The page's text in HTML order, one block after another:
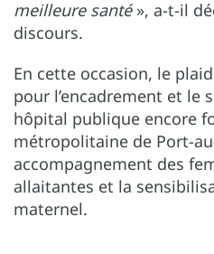
meilleure santé», a-t-il
discours.
En cette occasion, le
pour l’encadrement et le
hôpital publique encore
métropolitaine de Port-
accompagnement des
allaitantes et la
maternel.